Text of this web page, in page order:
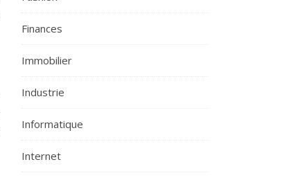
Finances
Immobilier
Industrie
Informatique
Internet